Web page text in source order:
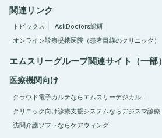
関連リンク
トピックス
AskDoctors総研
オンライン診療提携医院（患者目線のクリニック）
エムスリーグループ関連サイト（一部）
医療機関向け
クラウド電子カルテならエムスリーデジカル
クリニック向け診療支援システムならデジスマ診療
訪問介護ソフトならケアウィング